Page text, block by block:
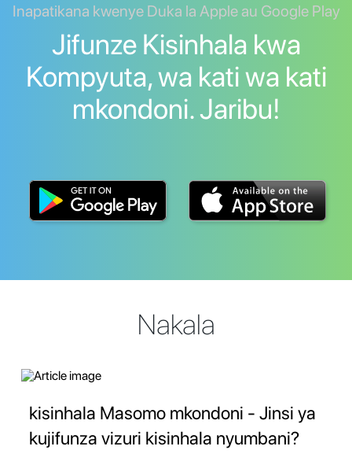
Inapatikana kwenye Duka la Apple au Google Play
Jifunze Kisinhala kwa
Kompyuta, wa kati wa kati
mkondoni. Jaribu!
Nakala
kisinhala Masomo mkondoni - Jinsi ya
kujifunza vizuri kisinhala nyumbani?